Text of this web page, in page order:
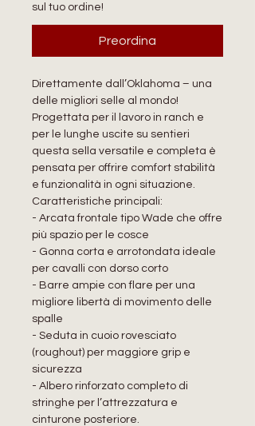
sul tuo ordine!
Preordina
Direttamente dall’Oklahoma – una
delle migliori selle al mondo!
Progettata per il lavoro in ranch e
per le lunghe uscite su sentieri
questa sella versatile e completa è
pensata per offrire comfort stabilità
e funzionalità in ogni situazione.
Caratteristiche principali:
- Arcata frontale tipo Wade che offre
più spazio per le cosce
- Gonna corta e arrotondata ideale
per cavalli con dorso corto
- Barre ampie con flare per una
migliore libertà di movimento delle
spalle
- Seduta in cuoio rovesciato
(roughout) per maggiore grip e
sicurezza
- Albero rinforzato completo di
stringhe per l’attrezzatura e
cinturone posteriore.